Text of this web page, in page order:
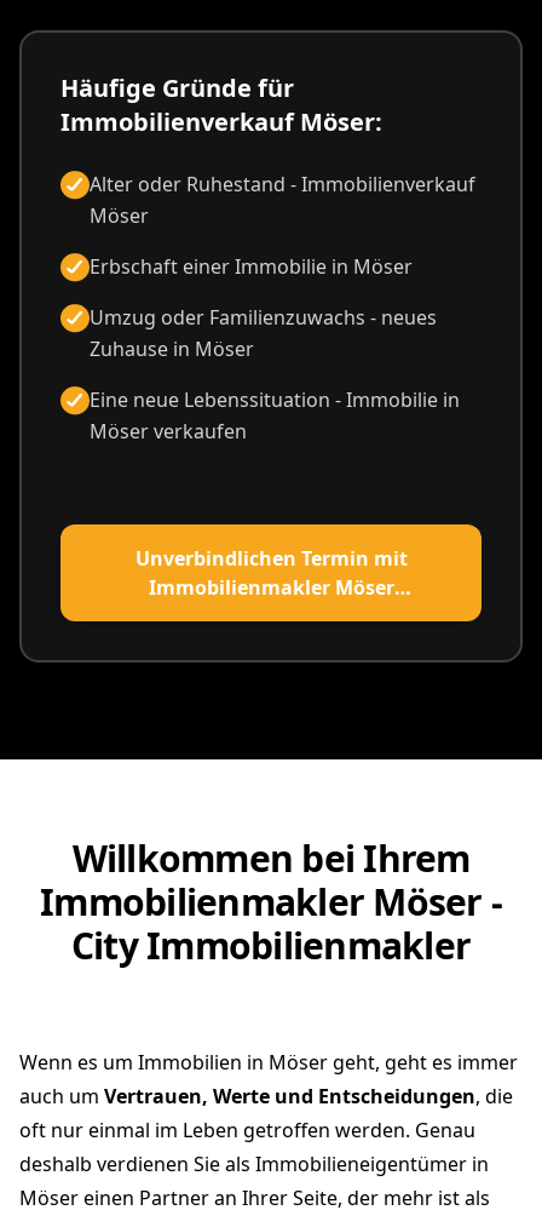
Häufige Gründe für
Immobilienverkauf Möser:
Alter oder Ruhestand - Immobilienverkauf
Möser
Erbschaft einer Immobilie in Möser
Umzug oder Familienzuwachs - neues
Zuhause in Möser
Eine neue Lebenssituation - Immobilie in
Möser verkaufen
Unverbindlichen Termin mit
Immobilienmakler Möser
vereinbaren
Willkommen bei Ihrem
Immobilienmakler Möser -
City Immobilienmakler
Wenn es um Immobilien in Möser geht, geht es immer
auch um Vertrauen, Werte und Entscheidungen, die
oft nur einmal im Leben getroffen werden. Genau
deshalb verdienen Sie als Immobilieneigentümer in
Möser einen Partner an Ihrer Seite, der mehr ist als